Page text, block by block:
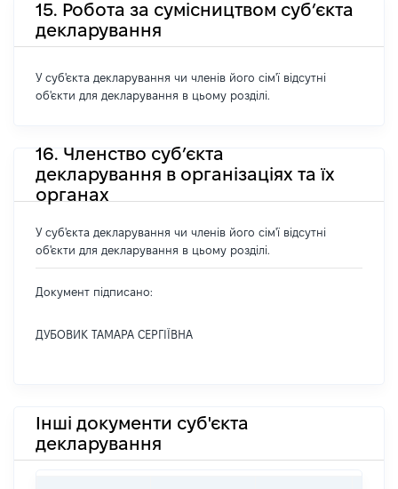
15. Робота за сумісництвом суб’єкта
декларування
У суб'єкта декларування чи членів його сім'ї відсутні
об'єкти для декларування в цьому розділі.
16. Членство суб’єкта
декларування в організаціях та їх
органах
У суб'єкта декларування чи членів його сім'ї відсутні
об'єкти для декларування в цьому розділі.
Документ підписано:
ДУБОВИК ТАМАРА СЕРГІЇВНА
Інші документи суб'єкта
декларування